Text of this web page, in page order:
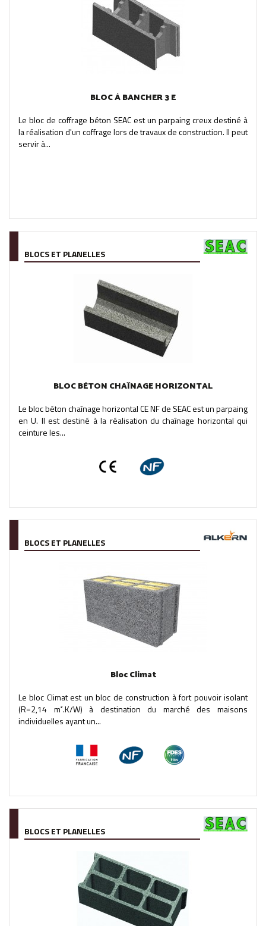
BLOC À BANCHER 3 E
Le bloc de coffrage béton SEAC est un parpaing creux destiné à
la réalisation d'un coffrage lors de travaux de construction. Il peut
servir à...
BLOCS ET PLANELLES
BLOC BÉTON CHAÎNAGE HORIZONTAL
Le bloc béton chaînage horizontal CE NF de SEAC est un parpaing
en U. Il est destiné à la réalisation du chaînage horizontal qui
ceinture les...
BLOCS ET PLANELLES
Bloc Climat
Le bloc Climat est un bloc de construction à fort pouvoir isolant
(R=2,14 m².K/W) à destination du marché des maisons
individuelles ayant un...
BLOCS ET PLANELLES